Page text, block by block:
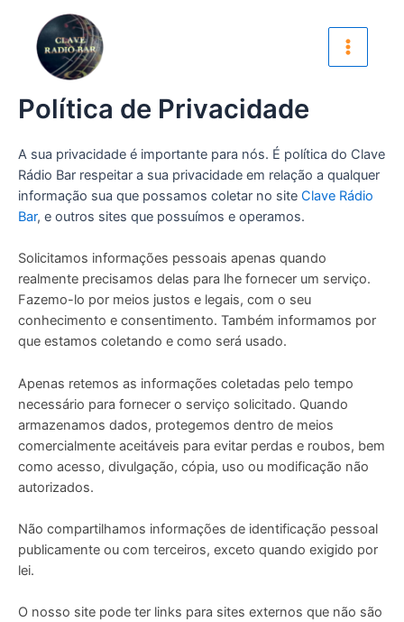
content
Menu
Política de Privacidade
A sua privacidade é importante para nós. É política do Clave
Rádio Bar respeitar a sua privacidade em relação a qualquer
informação sua que possamos coletar no site Clave Rádio
Bar, e outros sites que possuímos e operamos.
Solicitamos informações pessoais apenas quando
realmente precisamos delas para lhe fornecer um serviço.
Fazemo-lo por meios justos e legais, com o seu
conhecimento e consentimento. Também informamos por
que estamos coletando e como será usado.
Apenas retemos as informações coletadas pelo tempo
necessário para fornecer o serviço solicitado. Quando
armazenamos dados, protegemos dentro de meios
comercialmente aceitáveis ​​para evitar perdas e roubos, bem
como acesso, divulgação, cópia, uso ou modificação não
autorizados.
Não compartilhamos informações de identificação pessoal
publicamente ou com terceiros, exceto quando exigido por
lei.
O nosso site pode ter links para sites externos que não são